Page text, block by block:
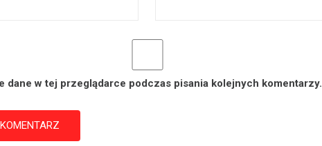
dane w tej przeglądarce podczas pisania kolejnych komentarzy.